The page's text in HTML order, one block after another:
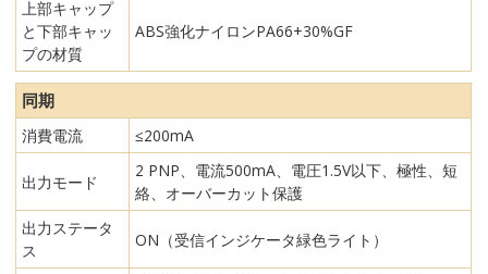
上部キャップ
と下部キャッ
プの材質
ABS強化ナイロンPA66+30%GF
同期
消費電流 ≤200mA
出力モード
2 PNP、電流500mA、電圧1.5V以下、極性、短
絡、オーバーカット保護
出力ステータ
ス
ON（受信インジケータ緑色ライト）